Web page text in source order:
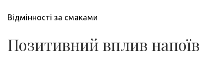
Відмінності за смаками
Позитивний вплив напоїв